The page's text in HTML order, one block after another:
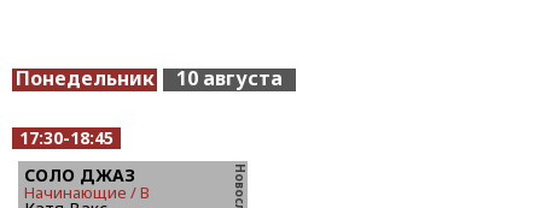
Понедельник 10 августа
17:30-18:45
СОЛО ДЖАЗ
начинающие / B